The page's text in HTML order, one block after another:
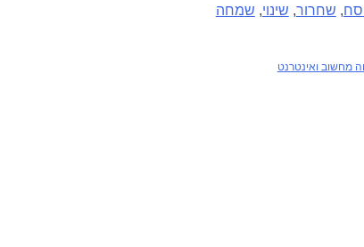
, שחרור, שינוי, שמחה
מחשוב ואינטרנט